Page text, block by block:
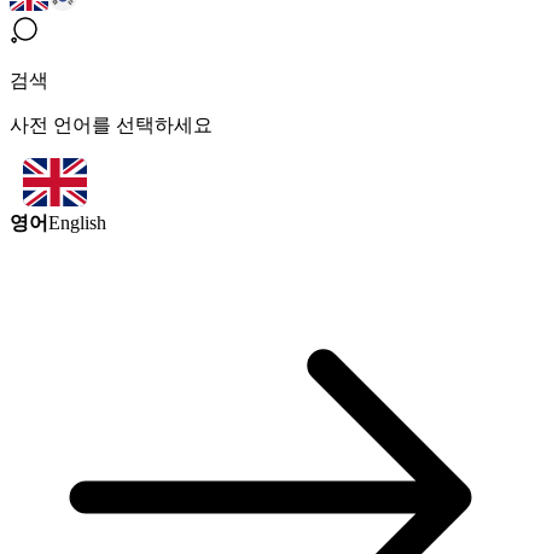
검색
사전 언어를 선택하세요
영어English